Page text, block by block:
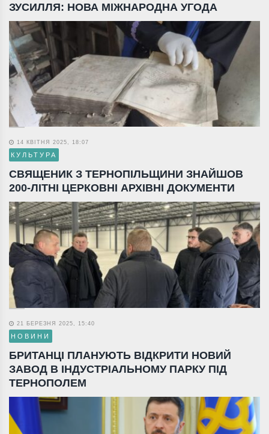
ЗУСИЛЛЯ: НОВА МІЖНАРОДНА УГОДА
14 КВІТНЯ 2025, 18:07
КУЛЬТУРА
СВЯЩЕНИК З ТЕРНОПІЛЬЩИНИ ЗНАЙШОВ
200-ЛІТНІ ЦЕРКОВНІ АРХІВНІ ДОКУМЕНТИ
21 БЕРЕЗНЯ 2025, 15:40
НОВИНИ
БРИТАНЦІ ПЛАНУЮТЬ ВІДКРИТИ НОВИЙ
ЗАВОД В ІНДУСТРІАЛЬНОМУ ПАРКУ ПІД
ТЕРНОПОЛЕМ